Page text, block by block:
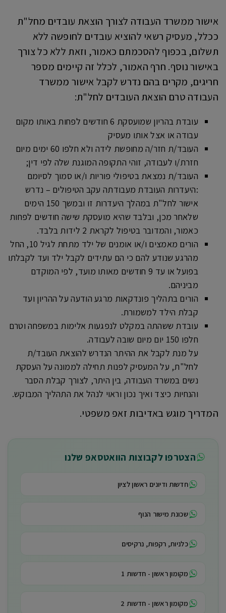
אישור ממשרד העבודה לצורך הוצאת עובדים מחל"ת
ככלל, מעסיק רשאי להוציא עובדים לחופשה ללא
תשלום, בכפוף להסכמתם כאמור, וזאת ללא כל צורך
באישור נוסף. חרף האמור, לכלל זה קיימים מספר
חריגים, מקרים בהם נדרש לקבל אישור ממשרד
העבודה טרם הוצאת העובדים לחל"ת:
עובדת בהריון שמועסקת 6 חודשים לפחות באותו מקום
עבודה או אצל אותו מעסיק
העובד/ת חזר/ה מחופשת לידה ולא חלפו 60 ימים מיום
חזרת/ו לעבודה, זוהי התקופה המוגנת שלה לפי דין;
העובד/ת נמצאת בטיפולי פוריות ו/או סמוך לסיומם
:היעדרות העובדת מעבודתה עקב הטיפולים – נדרש
אישור לחל"ת במהלך היעדרות זו ובמשך 150 הימים
שלאחר מכן, ובלבד שהיא מועסקת שישה חודשים לפחות
כאמור, והמדובר בטיפול לקראת 2 לידות בלבד.
הורים מאמצים ו/או אומנים של ילד מתחת לגיל 10, החל
מהרגע שנודע להם כי הם עתידים לקבל ילד ועד לקבלתו
בפועל או עד 9 חודשים מאותו מועד, לפי המוקדם
מביניהם.
הורים בתהליך פונדקאות מרגע הודעה על ההריון ועד
קבלת הילד למשמורת.
עובדת ששהתה במקלט לנפגעות אלימות במשפחה וטרם
חלפו 150 יום מיום שובה לעבודה.
על מנת לקבל את ההיתר הנדרש להוצאת העובד/ת
לחל"ת, על המעסיק לפנות תחילה לממונה על העסקת
נשים במשרד העבודה, בין היתר, לצורך קבלת הסבר
והנחיות כיצד ואיך נכון וראוי לנהל את התהליך המבוקש.
המדריך מוגש באדיבות זאפ משפטי.
הצטרפו לקבוצות הוואטסאפ שלנו
חדשות ודיונים ראשון לציון
שכונת מישור הנוף
כלניות, רקפות, נרקיסים
מקומון ראשון - חדשות 1
מקומון ראשון - חדשות 2